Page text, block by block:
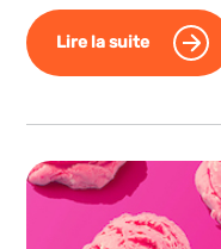
Lire la suite